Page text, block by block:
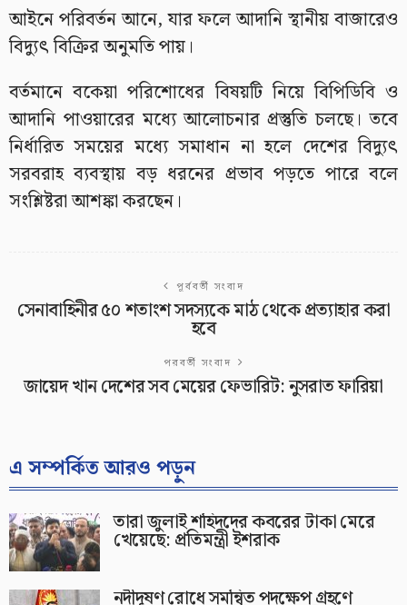
আইনে পরিবর্তন আনে, যার ফলে আদানি স্থানীয় বাজারেও
বিদ্যুৎ বিক্রির অনুমতি পায়।
বর্তমানে বকেয়া পরিশোধের বিষয়টি নিয়ে বিপিডিবি ও
আদানি পাওয়ারের মধ্যে আলোচনার প্রস্তুতি চলছে। তবে
নির্ধারিত সময়ের মধ্যে সমাধান না হলে দেশের বিদ্যুৎ
সরবরাহ ব্যবস্থায় বড় ধরনের প্রভাব পড়তে পারে বলে
সংশ্লিষ্টরা আশঙ্কা করছেন।
পূর্ববর্তী সংবাদ
সেনাবাহিনীর ৫০ শতাংশ সদস্যকে মাঠ থেকে প্রত্যাহার করা
হবে
পরবর্তী সংবাদ
জায়েদ খান দেশের সব মেয়ের ফেভারিট: নুসরাত ফারিয়া
এ সম্পর্কিত আরও পড়ুন
তারা জুলাই শহিদদের কবরের টাকা মেরে
খেয়েছে: প্রতিমন্ত্রী ইশরাক
নদীদূষণ রোধে সমন্বিত পদক্ষেপ গ্রহণে